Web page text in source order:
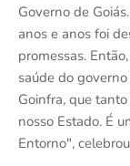
Governo de
anos e anos foi
promessas.
saúde do
Goinfra, que
nosso Estado. É
Entorno",